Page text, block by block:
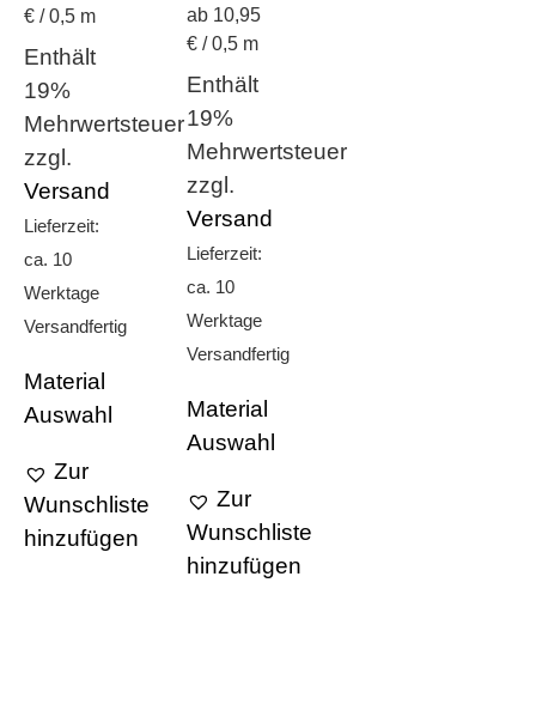
€ / 0,5 m
Enthält
19%
Mehrwertsteuer
zzgl.
Versand
Lieferzeit:
ca. 10
Werktage
Versandfertig
Material
Auswahl
Zur
Wunschliste
hinzufügen
ab 10,95
€ / 0,5 m
Enthält
19%
Mehrwertsteuer
zzgl.
Versand
Lieferzeit:
ca. 10
Werktage
Versandfertig
Material
Auswahl
Zur
Wunschliste
hinzufügen